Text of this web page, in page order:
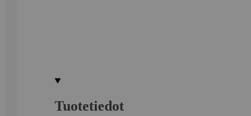
Tuotetiedot